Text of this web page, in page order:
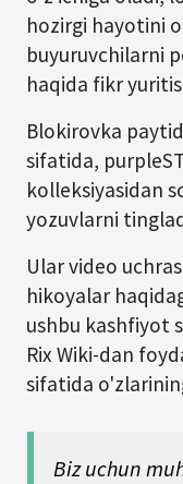
hozirgi hayotini
buyuruvchilarni
haqida fikr
Blokirovka
sifatida,
kolleksiyasidan
yozuvlarni
Ular video
hikoyalar
ushbu kashfiyot
Rix Wiki-dan
sifatida
Biz uchun